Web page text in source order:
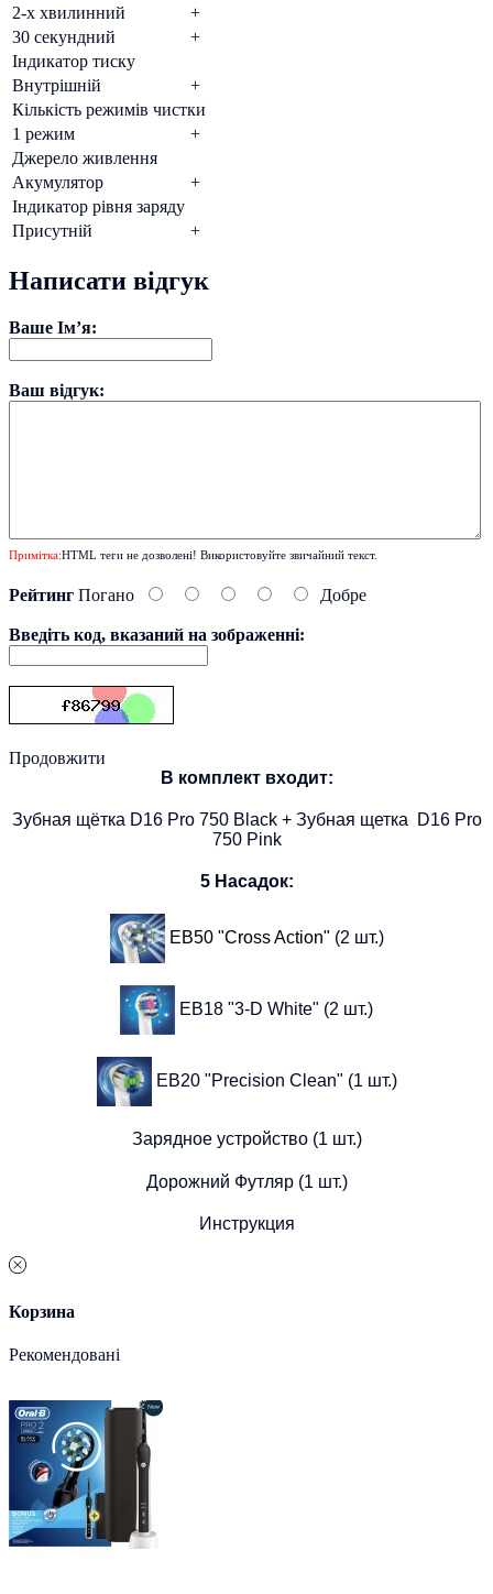
2-х хвилинний
+
30 секундний
+
Індикатор тиску
Внутрішній
+
Кількість режимів чистки
1 режим
+
Джерело живлення
Акумулятор
+
Індикатор рівня заряду
Присутній
+
Написати відгук
Ваше Ім’я:
Ваш відгук:
Примітка:HTML теги не дозволені! Використовуйте звичайний текст.
Рейтинг Погано Добре
Введіть код, вказаний на зображенні:
Продовжити
В комплект входит:
Зубная щётка D16 Pro 750 Black+ Зубная щетка
D16 Pro
750 Pink
5 Насадок:
ЕВ50 "Cross Action" (2 шт.)
ЕВ18 "3-D White" (2 шт.)
ЕВ20 "Precision Clean" (1 шт.)
Зарядное устройство (1 шт.)
Дорожний Футляр (1 шт.)
Инструкция
Корзина
Рекомендовані